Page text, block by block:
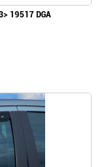
19517 DGA